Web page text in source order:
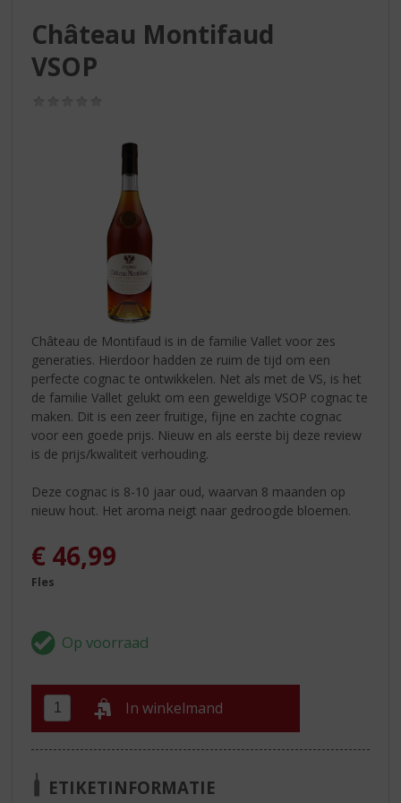
Château Montifaud
VSOP
Château de Montifaud is in de familie Vallet voor zes
generaties. Hierdoor hadden ze ruim de tijd om een
perfecte cognac te ontwikkelen. Net als met de VS, is het
de familie Vallet gelukt om een geweldige VSOP cognac te
maken. Dit is een zeer fruitige, fijne en zachte cognac
voor een goede prijs. Nieuw en als eerste bij deze review
is de prijs/kwaliteit verhouding.
Deze cognac is 8-10 jaar oud, waarvan 8 maanden op
nieuw hout. Het aroma neigt naar gedroogde bloemen.
€ 46,99
Fles
In winkelmand
ETIKETINFORMATIE